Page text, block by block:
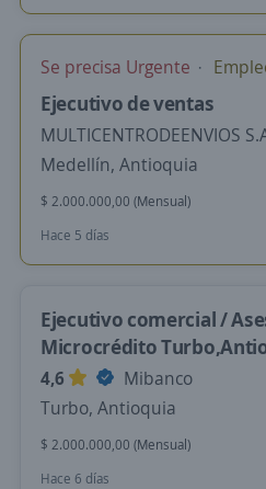
Se precisa Urgente
Ejecutivo de ventas
MULTICENTRODEENVIOS
Medellín, Antioquia
$ 2.000.000,00 (Mensual)
Hace 5 días
Ejecutivo comercial /
Microcrédito
4,6
Mibanco
Turbo, Antioquia
$ 2.000.000,00 (Mensual)
Hace 6 días